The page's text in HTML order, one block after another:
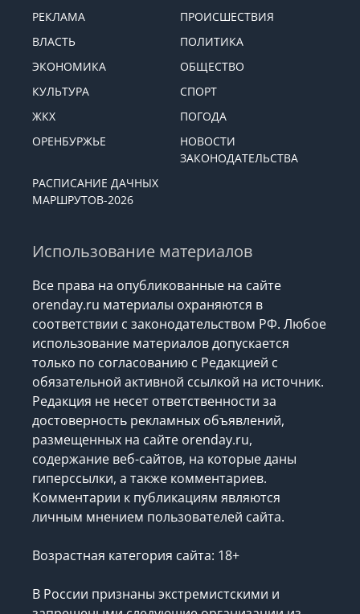
РЕКЛАМА
ПРОИСШЕСТВИЯ
ВЛАСТЬ
ПОЛИТИКА
ЭКОНОМИКА
ОБЩЕСТВО
КУЛЬТУРА
СПОРТ
ЖКХ
ПОГОДА
ОРЕНБУРЖЬЕ
НОВОСТИ
ЗАКОНОДАТЕЛЬСТВА
РАСПИСАНИЕ ДАЧНЫХ
МАРШРУТОВ-2026
Использование материалов
Все права на опубликованные на сайте
orenday.ru материалы охраняются в
соответствии с законодательством РФ. Любое
использование материалов допускается
только по согласованию с Редакцией с
обязательной активной ссылкой на источник.
Редакция не несет ответственности за
достоверность рекламных объявлений,
размещенных на сайте orenday.ru,
содержание веб-сайтов, на которые даны
гиперссылки, а также комментариев.
Комментарии к публикациям являются
личным мнением пользователей сайта.
Возрастная категория сайта: 18+
В России признаны экстремистскими и